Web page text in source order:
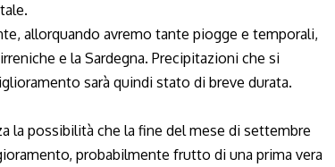
allorquando avremo tante piogge e temporali,
e la Sardegna. Precipitazioni che si
sarà quindi stato di breve durata.
la possibilità che la fine del mese di settembre
probabilmente frutto di una prima vera